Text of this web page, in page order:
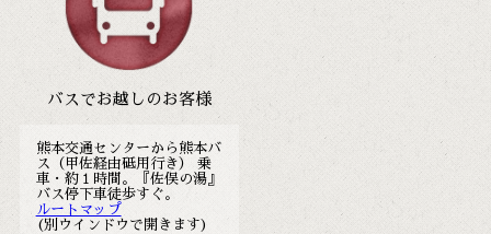
バスでお越しのお客様
熊本交通センターから熊本バ
ス（甲佐経由砥用行き） 乗
車・約１時間。『佐俣の湯』
バス停下車徒歩すぐ。
ルートマップ
(別ウインドウで開きます)